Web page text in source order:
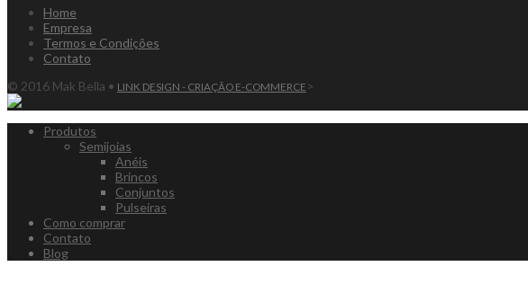
Home
Empresa
Termos e Condições
Contato
© 2016 Mak Bella • LINK DESIGN - CRIAÇÃO E-COMMERCE >
Produtos
Semijoias
Anéis
Brincos
Conjuntos
Pulseiras
Como comprar
Contato
Blog